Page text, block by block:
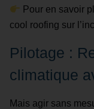
Pour en savoir
cool roofing sur
Pilotage :
climatique
Mais agir sans